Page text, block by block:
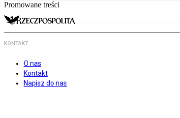
Promowane treści
KONTAKT
O nas
Kontakt
Napisz do nas